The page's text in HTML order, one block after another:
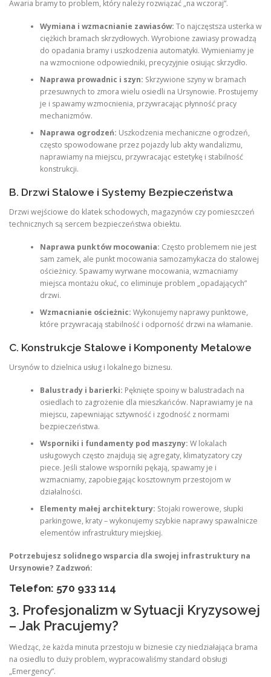
Awaria bramy to problem, który należy rozwiązać „na wczoraj”.
Wymiana i wzmacnianie zawiasów: To najczęstsza usterka w
ciężkich bramach skrzydłowych. Wyrobione zawiasy prowadzą
do opadania bramy i uszkodzenia automatyki. Wymieniamy je
na wzmocnione odpowiedniki, precyzyjnie osiując skrzydło.
Naprawa prowadnic i szyn: Skrzywione szyny w bramach
przesuwnych to zmora wielu osiedli na Ursynowie. Prostujemy
je i spawamy wzmocnienia, przywracając płynność pracy
mechanizmów.
Naprawa ogrodzeń: Uszkodzenia mechaniczne ogrodzeń,
często spowodowane przez pojazdy lub akty wandalizmu,
naprawiamy na miejscu, przywracając estetykę i stabilność
konstrukcji.
B. Drzwi Stalowe i Systemy Bezpieczeństwa
Drzwi wejściowe do klatek schodowych, magazynów czy pomieszczeń
technicznych są sercem bezpieczeństwa obiektu.
Naprawa punktów mocowania: Często problemem nie jest
sam zamek, ale punkt mocowania samozamykacza do stalowej
ościeżnicy. Spawamy wyrwane mocowania, wzmacniamy
miejsca montażu okuć, co eliminuje problem „opadających”
drzwi.
Wzmacnianie ościeżnic: Wykonujemy naprawy punktowe,
które przywracają stabilność i odporność drzwi na włamanie.
C. Konstrukcje Stalowe i Komponenty Metalowe
Ursynów to dzielnica usług i lokalnego biznesu.
Balustrady i barierki: Pęknięte spoiny w balustradach na
osiedlach to zagrożenie dla mieszkańców. Naprawiamy je na
miejscu, zapewniając sztywność i zgodność z normami
bezpieczeństwa.
Wsporniki i fundamenty pod maszyny: W lokalach
usługowych często znajdują się agregaty, klimatyzatory czy
piece. Jeśli stalowe wsporniki pękają, spawamy je i
wzmacniamy, zapobiegając kosztownym przestojom w
działalności.
Elementy małej architektury: Stojaki rowerowe, słupki
parkingowe, kraty – wykonujemy szybkie naprawy spawalnicze
elementów infrastruktury miejskiej.
Potrzebujesz solidnego wsparcia dla swojej infrastruktury na
Ursynowie? Zadzwoń:
Telefon: 570 933 114
3. Profesjonalizm w Sytuacji Kryzysowej
– Jak Pracujemy?
Wiedząc, że każda minuta przestoju w biznesie czy niedziałająca brama
na osiedlu to duży problem, wypracowaliśmy standard obsługi
„Emergency”.